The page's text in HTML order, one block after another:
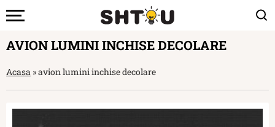
AVION LUMINI INCHISE DECOLARE
Acasa »avion lumini inchise decolare